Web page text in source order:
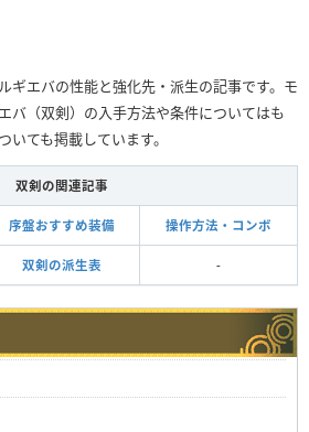
ギエバの性能と強化先・派生の記事です。モ
バ（双剣）の入手方法や条件についてはも
ても掲載しています。
双剣の関連記事
序盤おすすめ装備 操作方法・コンボ
双剣の派生表 -